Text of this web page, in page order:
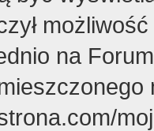
na